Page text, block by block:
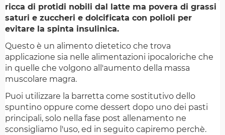
ricca di protidi nobili dal latte ma povera di grassi
saturi e zuccheri e dolcificata con polioli per
evitare la spinta insulinica.
Questo è un alimento dietetico che trova
applicazione sia nelle alimentazioni ipocaloriche che
in quelle che volgono all'aumento della massa
muscolare magra.
Puoi utilizzare la barretta come sostitutivo dello
spuntino oppure come dessert dopo uno dei pasti
principali, solo nella fase post allenamento ne
sconsigliamo l'uso, ed in seguito capiremo perchè.